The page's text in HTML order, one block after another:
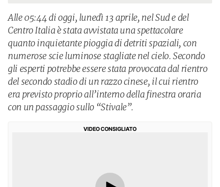
Alle 05:44 di oggi, lunedì 13 aprile, nel Sud e del
Centro Italia è stata avvistata una spettacolare
quanto inquietante pioggia di detriti spaziali, con
numerose scie luminose stagliate nel cielo. Secondo
gli esperti potrebbe essere stata provocata dal rientro
del secondo stadio di un razzo cinese, il cui rientro
era previsto proprio all’interno della finestra oraria
con un passaggio sullo “Stivale”.
VIDEO CONSIGLIATO